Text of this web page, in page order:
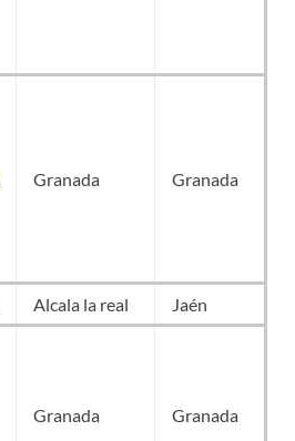
Granada Granada
Alcala la real
Jaén
Granada Granada